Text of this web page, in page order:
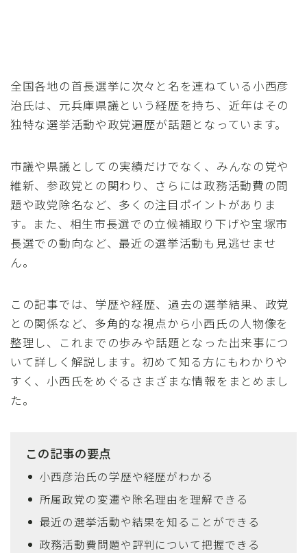
全国各地の首長選挙に次々と名を連ねている小西彦
治氏は、元兵庫県議という経歴を持ち、近年はその
独特な選挙活動や政党遍歴が話題となっています。
市議や県議としての実績だけでなく、みんなの党や
維新、参政党との関わり、さらには政務活動費の問
題や政党除名など、多くの注目ポイントがありま
す。また、相生市長選での立候補取り下げや宝塚市
長選での動向など、最近の選挙活動も見逃せませ
ん。
この記事では、学歴や経歴、過去の選挙結果、政党
との関係など、多角的な視点から小西氏の人物像を
整理し、これまでの歩みや話題となった出来事につ
いて詳しく解説します。初めて知る方にもわかりや
すく、小西氏をめぐるさまざまな情報をまとめまし
た。
この記事の要点
小西彦治氏の学歴や経歴がわかる
所属政党の変遷や除名理由を理解できる
最近の選挙活動や結果を知ることができる
政務活動費問題や評判について把握できる